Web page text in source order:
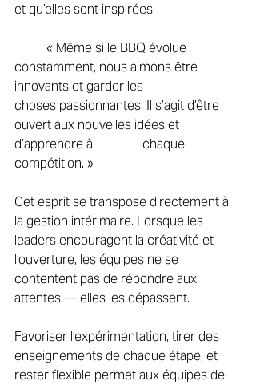
et qu’elles sont inspirées.
constamment, nous aimons être
innovants et garder les
choses passionnantes. Il s’agit d’être
ouvert aux nouvelles idées et
d’apprendre à 		chaque
compétition. »
Cet esprit se transpose directement à
la gestion intérimaire. Lorsque les
leaders encouragent la créativité et
l’ouverture, les équipes ne se
contentent pas de répondre aux
attentes — elles les dépassent.
Favoriser l’expérimentation, tirer des
enseignements de chaque étape, et
rester flexible permet aux équipes de